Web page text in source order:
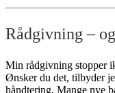
Rådgivning –
Min rådgivning stopper
Ønsker du det, tilbyder
håndtering. Mange nye